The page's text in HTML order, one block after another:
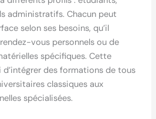
administratifs. Chacun peut
selon ses besoins, qu’il
rendez-vous personnels ou de
spécifiques. Cette
des formations de tous
classiques aux
spécialisées.